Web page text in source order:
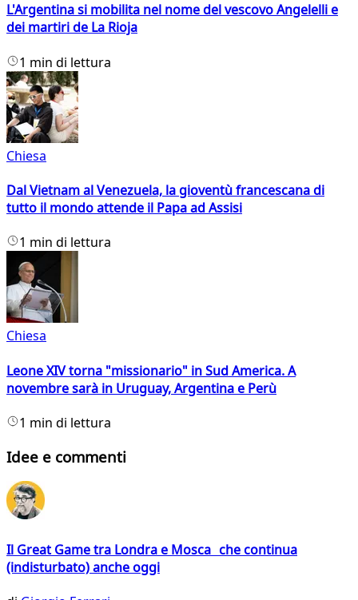
L'Argentina si mobilita nel nome del vescovo Angelelli e
dei martiri de La Rioja
1 min di lettura
Chiesa
Dal Vietnam al Venezuela, la gioventù francescana di
tutto il mondo attende il Papa ad Assisi
1 min di lettura
Chiesa
Leone XIV torna "missionario" in Sud America. A
novembre sarà in Uruguay, Argentina e Perù
1 min di lettura
Idee e commenti
Il Great Game tra Londra e Mosca che continua
(indisturbato) anche oggi